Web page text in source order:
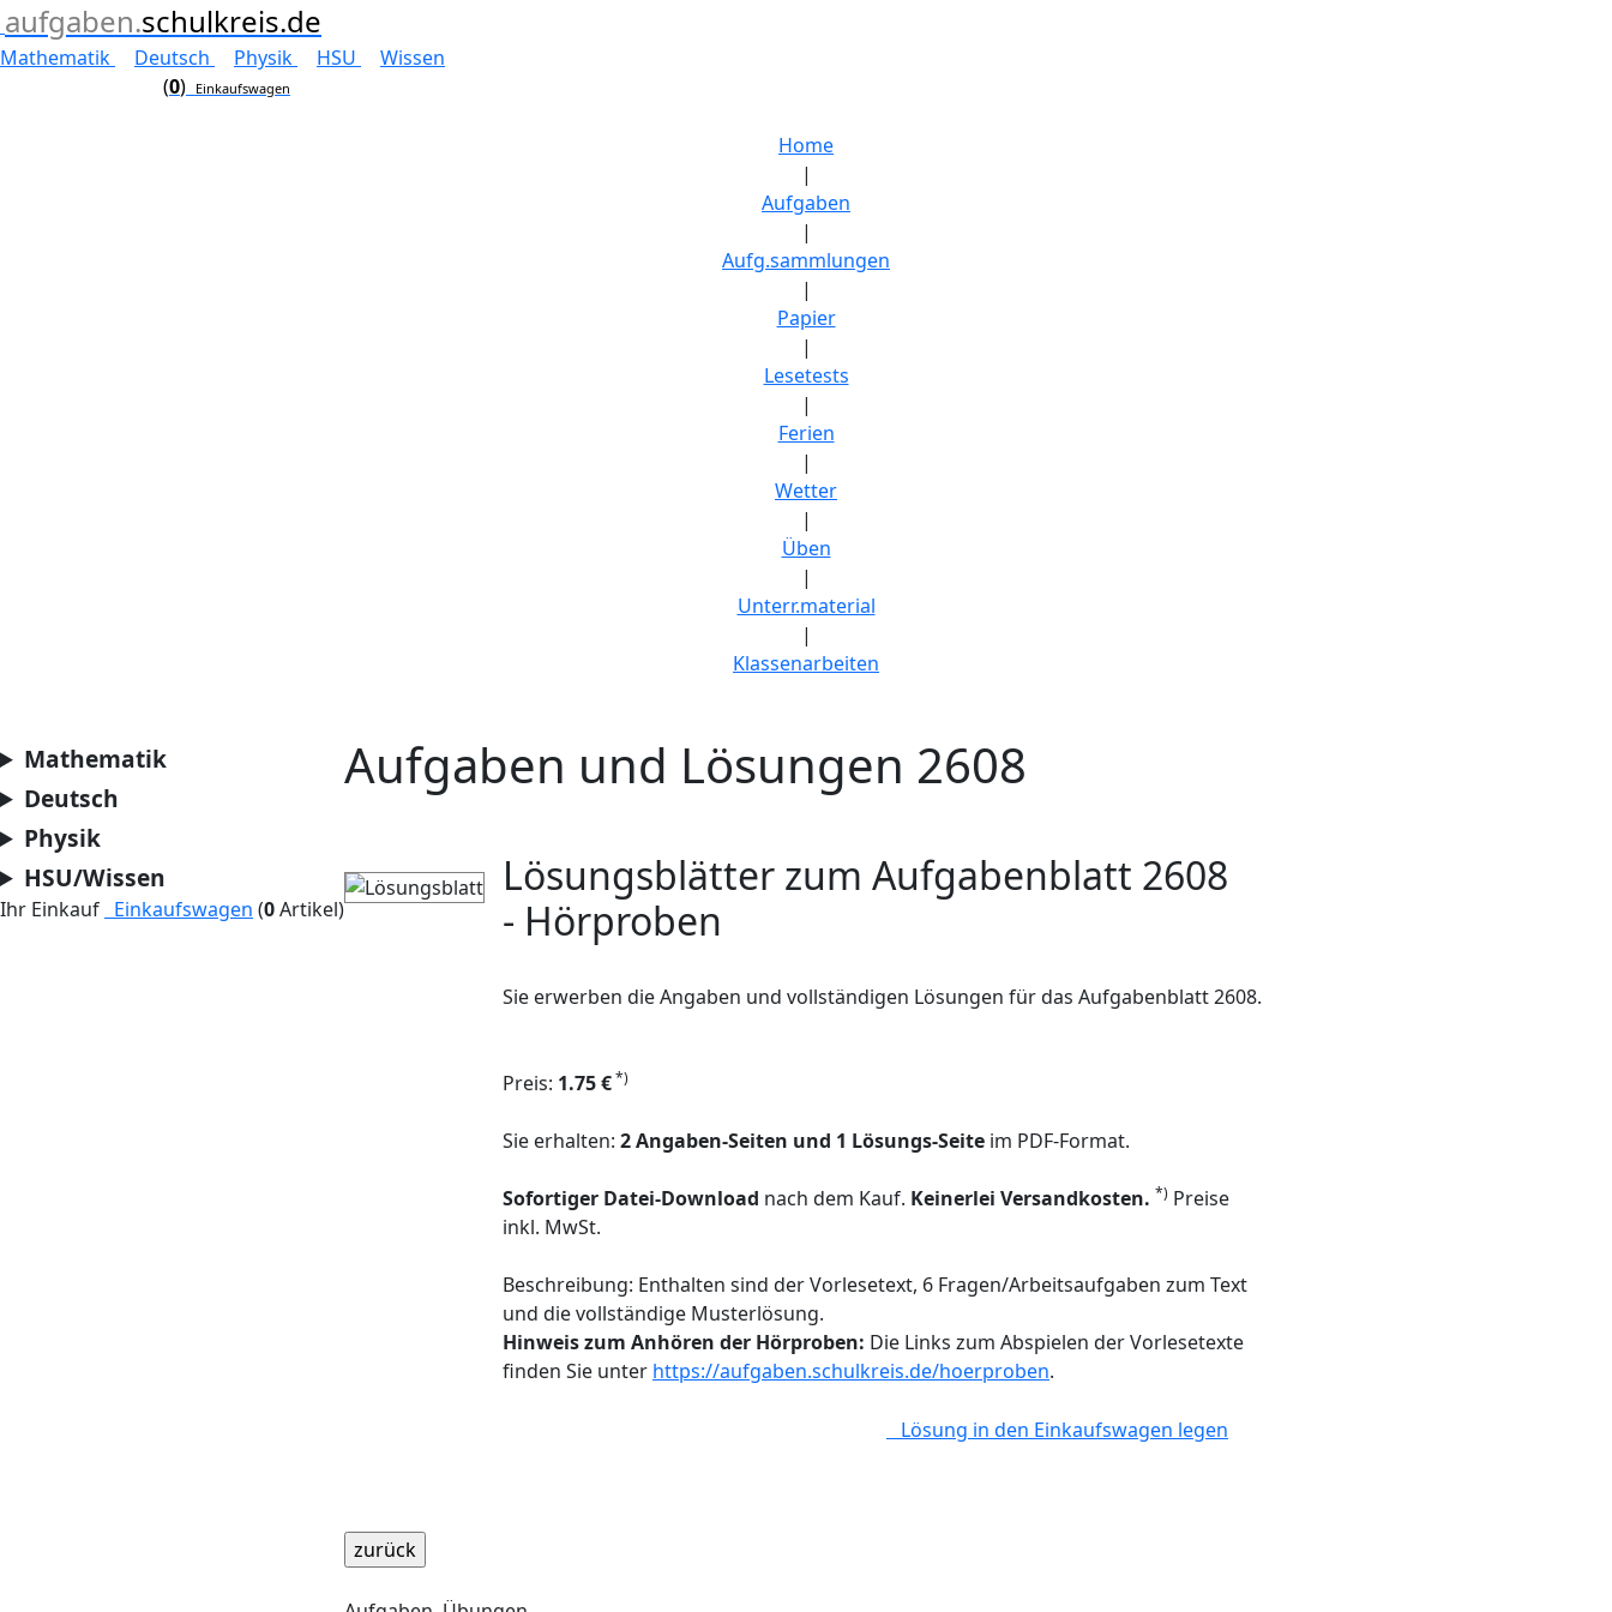
aufgaben.schulkreis.de
Mathematik Deutsch Physik HSU
Wissen
(0) Einkaufswagen
Home
|
Aufgaben
|
Aufg.sammlungen
|
Papier
|
Lesetests
|
Ferien
|
Wetter
|
Üben
|
Unterr.material
|
Klassenarbeiten
Mathematik
Deutsch
Physik
HSU/Wissen
Ihr Einkauf Einkaufswagen (0Artikel)
Aufgaben und Lösungen 2608
Lösungsblätter zum Aufgabenblatt 2608
- Hörproben
Sie erwerben die Angaben und vollständigen Lösungen für das Aufgabenblatt 2608.
Preis: 1.75 €*)
Sie erhalten: 2 Angaben-Seiten und 1 Lösungs-Seite im PDF-Format.
Sofortiger Datei-Download nach dem Kauf. Keinerlei Versandkosten. *) Preise
inkl. MwSt.
Beschreibung: Enthalten sind der Vorlesetext, 6 Fragen/Arbeitsaufgaben zum Text
und die vollständige Musterlösung.
Hinweis zum Anhören der Hörproben: Die Links zum Abspielen der Vorlesetexte
finden Sie unter https://aufgaben.schulkreis.de/hoerproben.
Lösung in den Einkaufswagen legen